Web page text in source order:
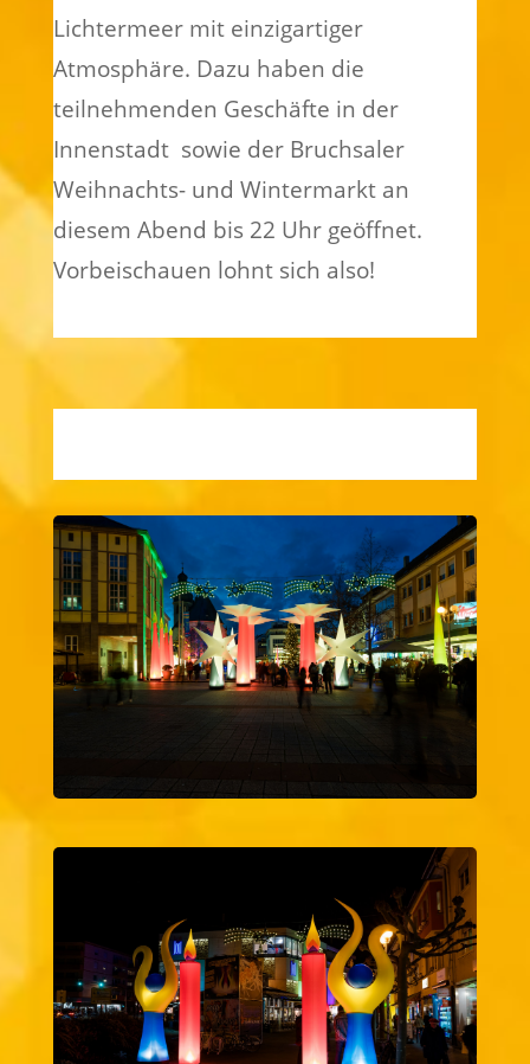
Lichtermeer mit einzigartiger
Atmosphäre. Dazu haben die
teilnehmenden Geschäfte in der
Innenstadt sowie der Bruchsaler
Weihnachts- und Wintermarkt an
diesem Abend bis 22 Uhr geöffnet.
Vorbeischauen lohnt sich also!